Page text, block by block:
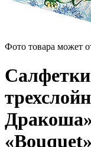
Фото товара может